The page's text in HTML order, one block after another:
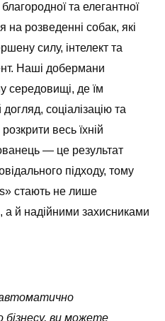
та елегантної
на розведенні собак, які
силу, інтелект та
Наші добермани
середовищі, де їм
соціалізацію та
весь їхній
— це результат
підходу, тому
стають не лише
й надійними захисниками
бізнесу, ви можете